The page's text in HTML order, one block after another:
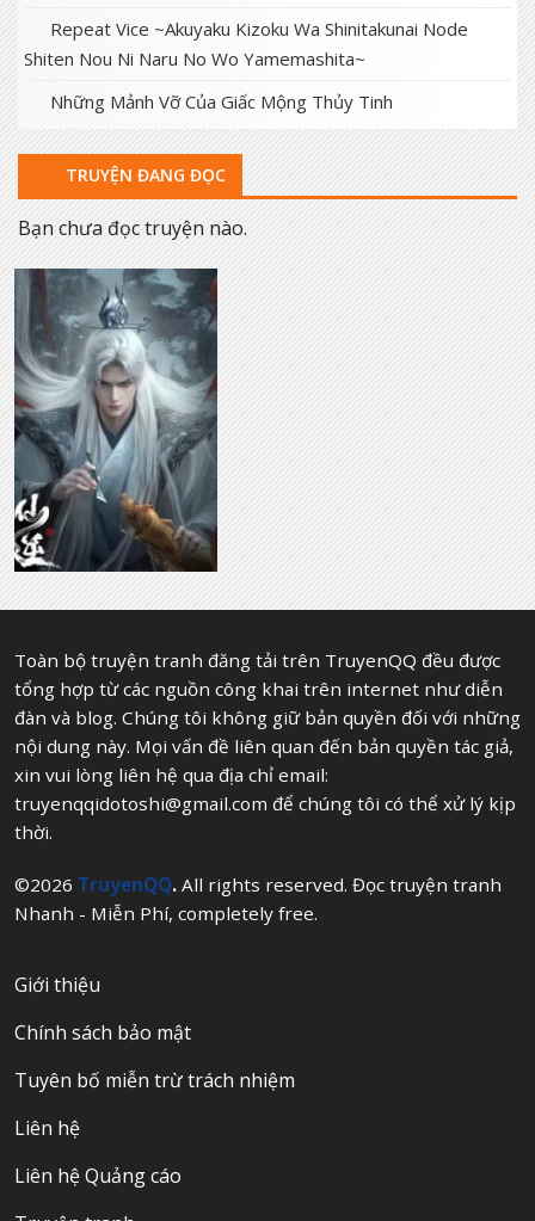
Repeat Vice ~Akuyaku Kizoku Wa Shinitakunai Node
Shiten Nou Ni Naru No Wo Yamemashita~
Những Mảnh Vỡ Của Giấc Mộng Thủy Tinh
TRUYỆN ĐANG ĐỌC
Bạn chưa đọc truyện nào.
Toàn bộ truyện tranh đăng tải trên TruyenQQ đều được
tổng hợp từ các nguồn công khai trên internet như diễn
đàn và blog. Chúng tôi không giữ bản quyền đối với những
nội dung này. Mọi vấn đề liên quan đến bản quyền tác giả,
xin vui lòng liên hệ qua địa chỉ email:
truyenqqidotoshi@gmail.com để chúng tôi có thể xử lý kịp
thời.
©2026 TruyenQQ. All rights reserved. Đọc truyện tranh
Nhanh - Miễn Phí, completely free.
Giới thiệu
Chính sách bảo mật
Tuyên bố miễn trừ trách nhiệm
Liên hệ
Liên hệ Quảng cáo